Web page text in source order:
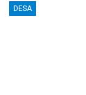
DESA